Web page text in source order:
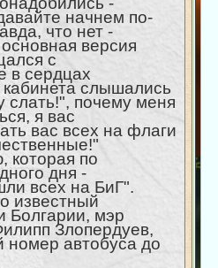
начнем по-
что нет -
версия
с
в сердцах
слышались
слать!", почему меня
я вас
вас всех на флаги
которая по
дня -
всех на БиГ".
известный
Болгарии, мэр
Злопердуев,
номер автобуса до